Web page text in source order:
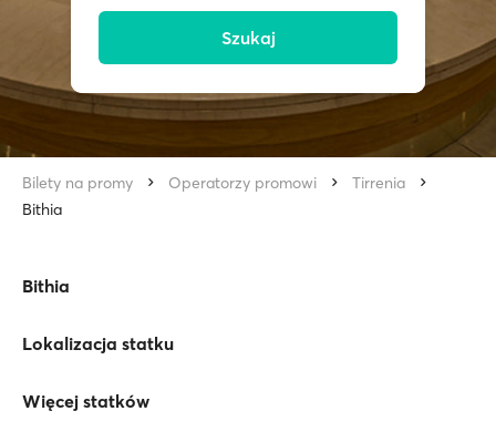
Szukaj
Bilety na promy Operatorzy promowi
Tirrenia
Bithia
Bithia
Lokalizacja statku
Więcej statków